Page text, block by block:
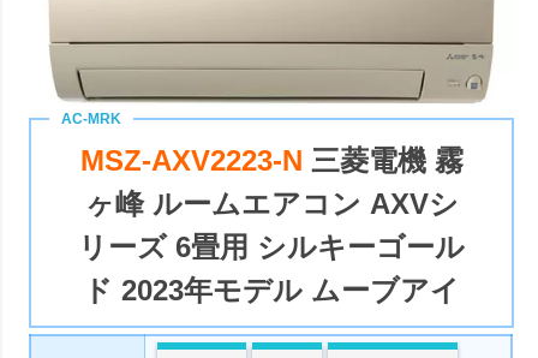
MSZ-AXV2223-N 三菱電機 霧
ヶ峰 ルームエアコン AXVシ
リーズ 6畳用 シルキーゴール
ド 2023年モデル ムーブアイ